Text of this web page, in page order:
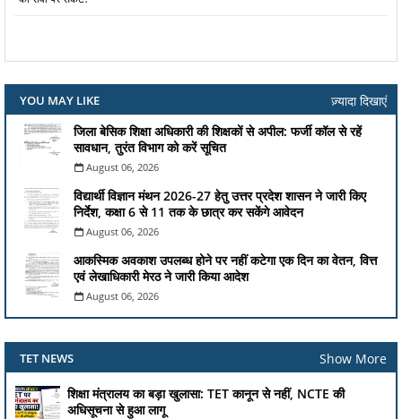
YOU MAY LIKE
ज़्यादा दिखाएं
जिला बेसिक शिक्षा अधिकारी की शिक्षकों से अपील: फर्जी कॉल से रहें
सावधान, तुरंत विभाग को करें सूचित
August 06, 2026
विद्यार्थी विज्ञान मंथन 2026-27 हेतु उत्तर प्रदेश शासन ने जारी किए
निर्देश, कक्षा 6 से 11 तक के छात्र कर सकेंगे आवेदन
August 06, 2026
आकस्मिक अवकाश उपलब्ध होने पर नहीं कटेगा एक दिन का वेतन, वित्त
एवं लेखाधिकारी मेरठ ने जारी किया आदेश
August 06, 2026
TET NEWS Show More
शिक्षा मंत्रालय का बड़ा खुलासा: TET कानून से नहीं, NCTE की
अधिसूचना से हुआ लागू